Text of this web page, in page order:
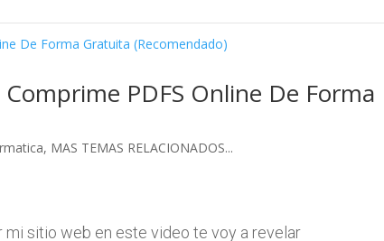
PDFS Online De Forma
, MAS TEMAS RELACIONADOS...
sitio web en este video te voy a revelar